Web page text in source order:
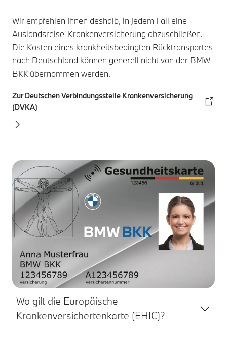
Wir empfehlen Ihnen deshalb, in jedem Fall eine
Auslandsreise-Krankenversicherung abzuschließen.
Die Kosten eines krankheitsbedingten Rücktransportes
nach Deutschland können generell nicht von der BMW
BKK übernommen werden.
Zur Deutschen Verbindungsstelle Krankenversicherung
(DVKA)
Wo gilt die Europäische
Krankenversichertenkarte (EHIC)?